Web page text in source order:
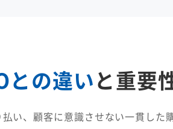
との違いと重要
い、顧客に意識させない一貫した